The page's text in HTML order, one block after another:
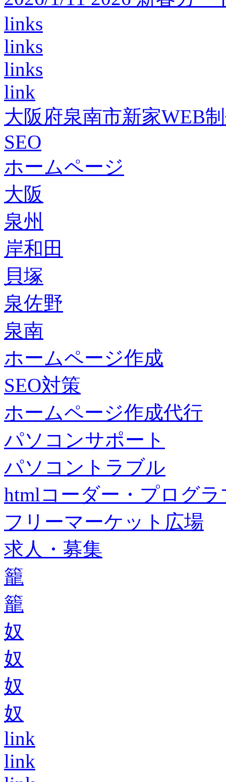
links
links
links
link
大阪府泉南市新家WEB
SEO
ホームページ
大阪
泉州
岸和田
貝塚
泉佐野
泉南
ホームページ作成
SEO対策
ホームページ作成代行
パソコンサポート
パソコントラブル
htmlコーダー・プログラ
フリーマーケット広場
求人・募集
籠
籠
奴
奴
奴
奴
link
link